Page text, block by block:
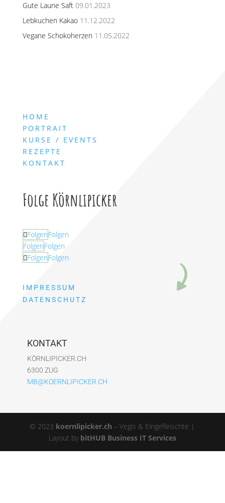
Gute Laune Saft 09.01.2023
Lebkuchen Kakao 11.12.2022
Vegane Schokoherzen 11.05.2022
HOME
PORTRAIT
KURSE / EVENTS
REZEPTE
KONTAKT
Folge Körnlipicker
FolgenFolgen
FolgenFolgen
FolgenFolgen
IMPRESSUM
DATENSCHUTZ
KONTAKT
KÖRNLIPICKER.CH
6300 ZUG
MB@KOERNLIPICKER.CH
© 2023 koernlipicker.ch – Vegis & Eingefleischte |
Layout by bitHUB Business IT Services